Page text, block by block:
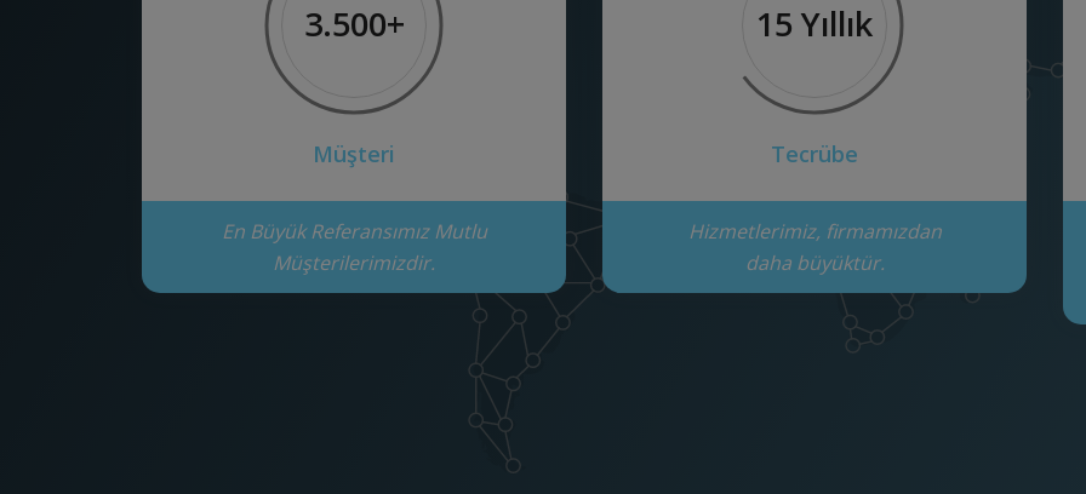
3.500+
Müşteri
En Büyük Referansımız Mutlu
Müşterilerimizdir.
15 Yıllık
Tecrübe
Hizmetlerimiz, firmamızdan
daha büyüktür.